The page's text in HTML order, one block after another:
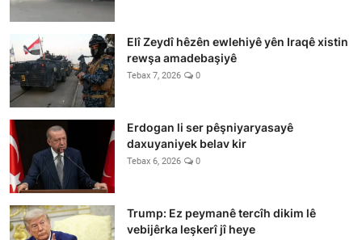
Elî Zeydî hêzên ewlehiyê yên Iraqê xistin
rewşa amadebaşiyê
Tebax 7, 2026 0
Erdogan li ser pêşniyaryasayê
daxuyaniyek belav kir
Tebax 6, 2026 0
Trump: Ez peymanê tercîh dikim lê
vebijêrka leşkerî jî heye